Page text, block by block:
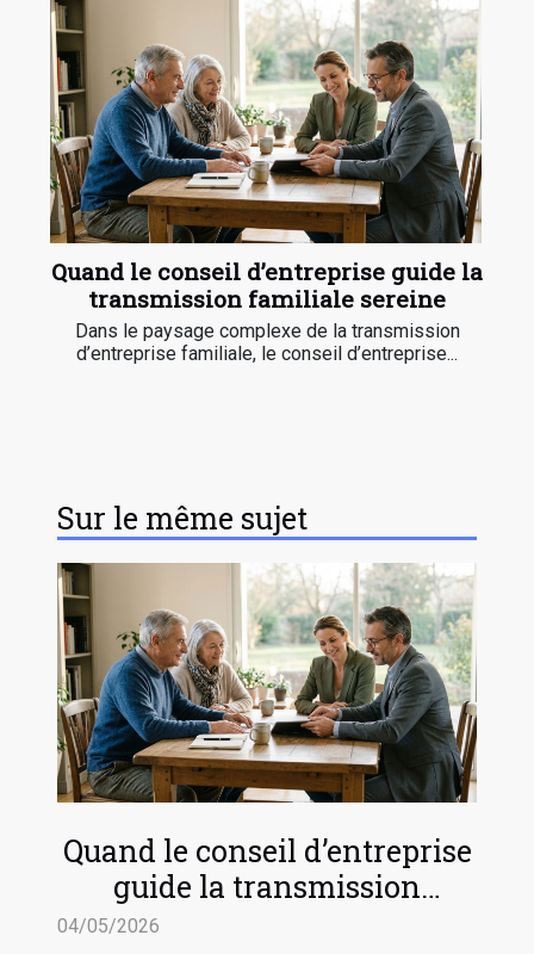
Quand le conseil d’entreprise guide la
transmission familiale sereine
Dans le paysage complexe de la transmission
d’entreprise familiale, le conseil d’entreprise...
Sur le même sujet
Quand le conseil d’entreprise
guide la transmission
familiale sereine
04/05/2026